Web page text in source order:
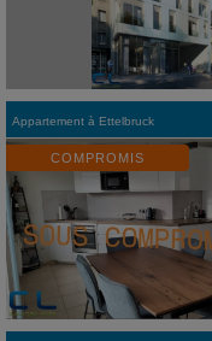
Appartement à Ettelbruck
COMPROMIS